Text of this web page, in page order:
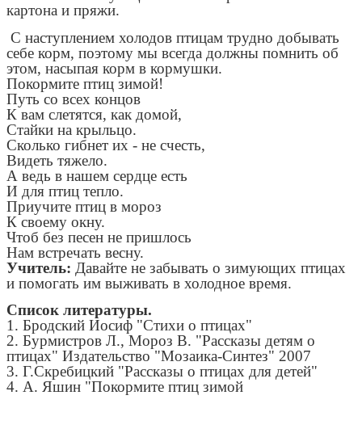
картона и пряжи.
С наступлением холодов птицам трудно добывать
себе корм, поэтому мы всегда должны помнить об
этом, насыпая корм в кормушки.
Покормите птиц зимой!
Путь со всех концов
К вам слетятся, как домой,
Стайки на крыльцо.
Сколько гибнет их - не счесть,
Видеть тяжело.
А ведь в нашем сердце есть
И для птиц тепло.
Приучите птиц в мороз
К своему окну.
Чтоб без песен не пришлось
Нам встречать весну.
Учитель: Давайте не забывать о зимующих птицах
и помогать им выживать в холодное время.
Список литературы.
1. Бродский Иосиф "Стихи о птицах"
2. Бурмистров Л., Мороз В. "Рассказы детям о
птицах" Издательство "Мозаика-Синтез" 2007
3. Г.Скребицкий "Рассказы о птицах для детей"
4. А. Яшин "Покормите птиц зимой